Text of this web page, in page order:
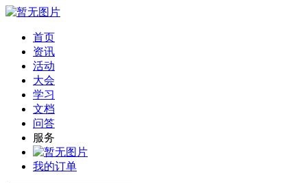
首页
资讯
活动
大会
学习
文档
问答
服务
我的订单